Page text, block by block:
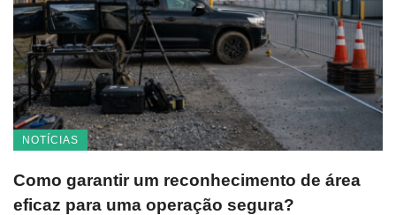
NOTÍCIAS
Como garantir um reconhecimento de área
eficaz para uma operação segura?